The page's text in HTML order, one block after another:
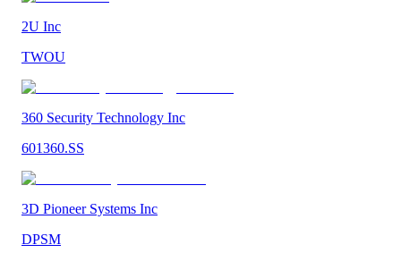
2U Inc
TWOU
360 Security Technology Inc
601360.SS
3D Pioneer Systems Inc
DPSM